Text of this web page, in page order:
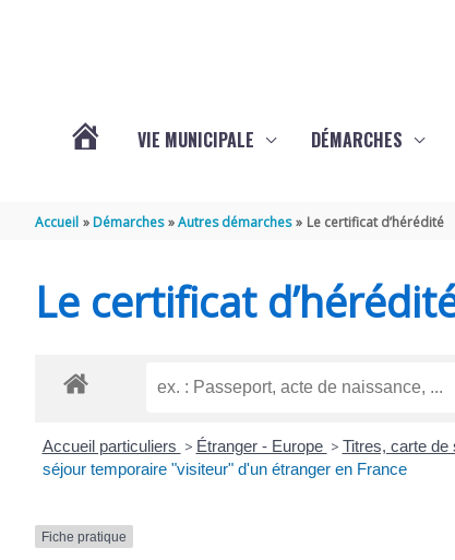
THÉNAC
VIE MUNICIPALE DÉMARCHES
Accueil Démarches Autres démarches Le certificat d’hérédité
Le certificat
Accueil particuliers > Étranger - Europe > Titres, carte de
séjour temporaire "visiteur" d'un étranger en France
Fiche pratique